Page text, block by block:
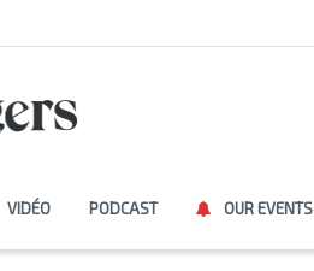
VIDÉO PODCAST OUR EVENTS